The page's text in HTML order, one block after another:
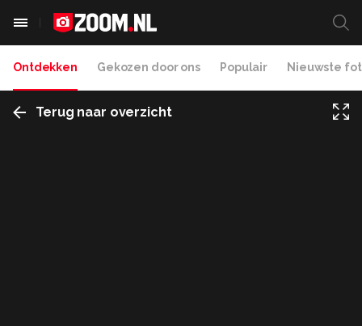
Ontdekken Gekozen door ons Populair Nieuwste
Terug naar overzicht